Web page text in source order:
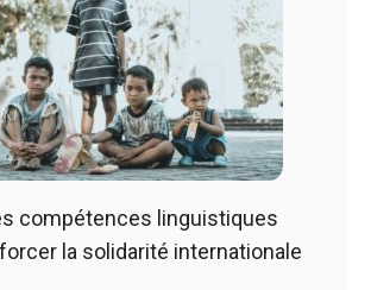
compétences linguistiques
la solidarité internationale